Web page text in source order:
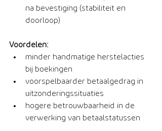
na bevestiging (stabiliteit en
doorloop)
Voordelen:
minder handmatige herstelacties
bij boekingen
voorspelbaarder betaalgedrag in
uitzonderingssituaties
hogere betrouwbaarheid in de
verwerking van betaalstatussen